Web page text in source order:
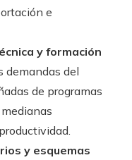
e
y formación
demandas del
de programas
y esquemas